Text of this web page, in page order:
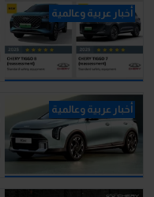
أخبار عربية وعالمية
أخبار عربية وعالمية